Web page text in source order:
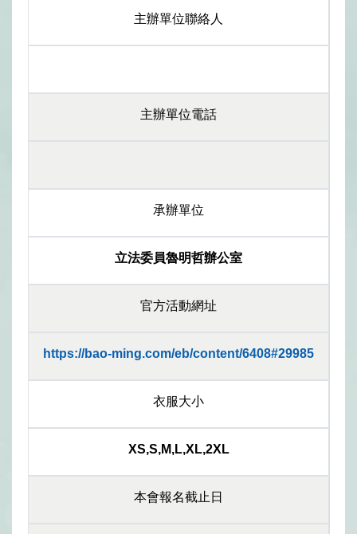
主辦單位聯絡人
主辦單位電話
承辦單位
立法委員魯明哲辦公室
官方活動網址
https://bao-ming.com/eb/content/6408#29985
衣服大小
XS,S,M,L,XL,2XL
本會報名截止日